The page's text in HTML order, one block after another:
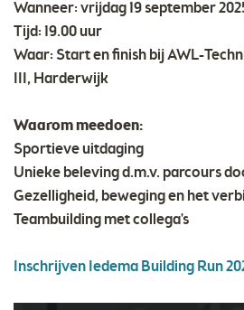
Wanneer: vrijdag 19 september
Tijd: 19.00 uur
Waar: Start en finish bij AWL-
III, Harderwijk
Waarom meedoen:
Sportieve uitdaging
Unieke beleving d.m.v. parcours
Gezelligheid, beweging en het
Teambuilding met collega's
Inschrijven Iedema Building Run